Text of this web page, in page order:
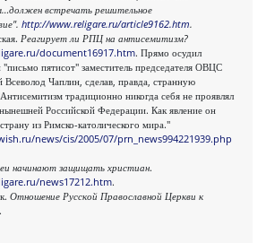
встречать решительное
http://www.religare.ru/article9162.htm.
Реагирует ли РПЦ на антисемитизм?
document16917.htm. Прямо осудил
пятисот" заместитель председателя ОВЦС
Чаплин, сделав, правда, странную
традиционно никогда себя не проявлял
Российской Федерации. Как явление он
из Римско-католического мира."
news/cis/2005/07/prn_news994221939.php
начинают защищать христиан.
news17212.htm.
Отношение Русской Православной Церкви к